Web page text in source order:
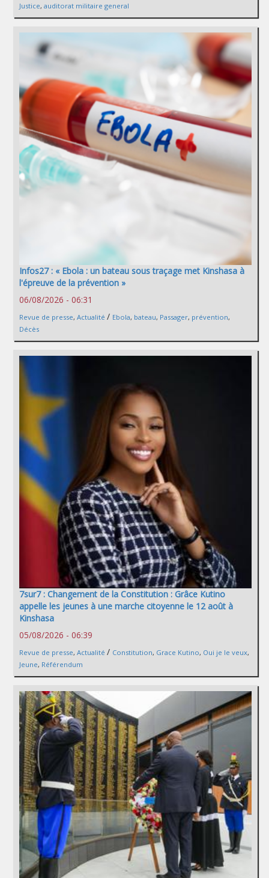
Justice, auditorat militaire general
Infos27 : « Ebola : un bateau sous traçage met Kinshasa à
l'épreuve de la prévention »
06/08/2026 - 06:31
Revue de presse, Actualité / Ebola, bateau, Passager, prévention,
Décès
7sur7 : Changement de la Constitution : Grâce Kutino
appelle les jeunes à une marche citoyenne le 12 août à
Kinshasa
05/08/2026 - 06:39
Revue de presse, Actualité / Constitution, Grace Kutino, Oui je le veux,
Jeune, Référendum